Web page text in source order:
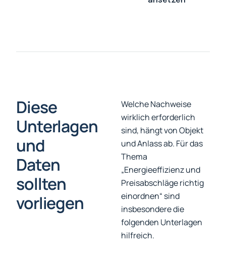
Diese
Unterlagen
und
Daten
sollten
vorliegen
Welche Nachweise
wirklich erforderlich
sind, hängt von Objekt
und Anlass ab. Für das
Thema
„Energieeffizienz und
Preisabschläge richtig
einordnen“ sind
insbesondere die
folgenden Unterlagen
hilfreich.